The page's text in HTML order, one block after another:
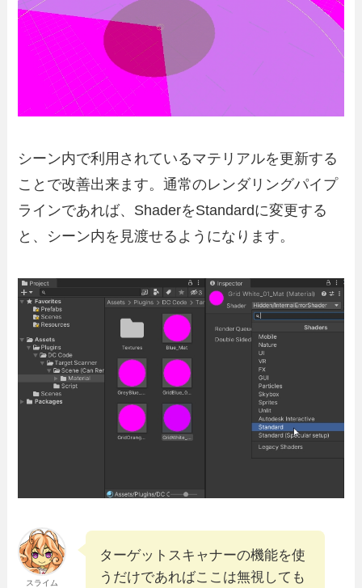
シーン内で利用されているマテリアルを更新する
ことで改善出来ます。通常のレンダリングパイプ
ラインであれば、ShaderをStandardに変更する
と、シーン内を見渡せるようになります。
スライム
ターゲットスキャナーの機能を使
うだけであればここは無視しても